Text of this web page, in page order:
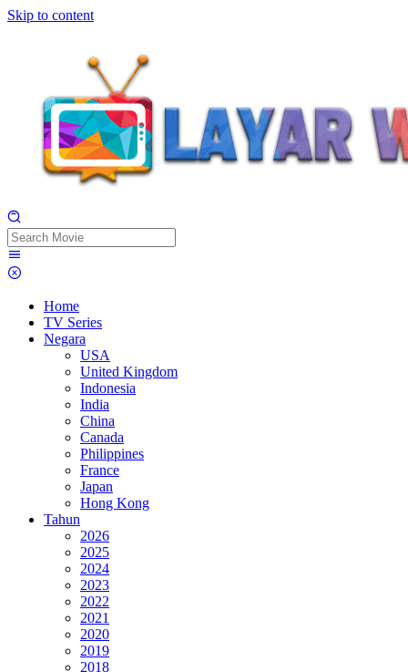
Skip to content
Home
TV Series
Negara
USA
United Kingdom
Indonesia
India
China
Canada
Philippines
France
Japan
Hong Kong
Tahun
2026
2025
2024
2023
2022
2021
2020
2019
2018